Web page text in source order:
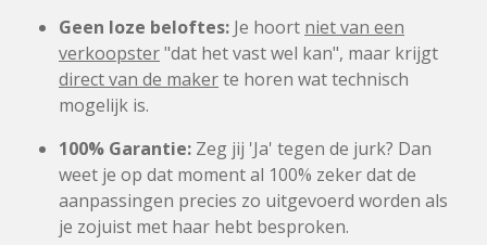
Geen loze beloftes: Je hoort niet van een
verkoopster"dat het vast wel kan", maar krijgt
direct van de makerte horen wat technisch
mogelijk is.
100% Garantie: Zeg jij 'Ja' tegen de jurk? Dan
weet je op dat moment al 100% zeker dat de
aanpassingen precies zo uitgevoerd worden als
je zojuist met haar hebt besproken.